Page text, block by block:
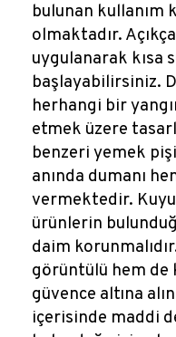
bulunan kullanım
olmaktadır.
uygulanarak kısa
başlayabilirsiniz.
herhangi bir
etmek üzere
benzeri yemek
anında dumanı
vermektedir.
ürünlerin
daim
görüntülü hem de
güvence altına
içerisinde maddi